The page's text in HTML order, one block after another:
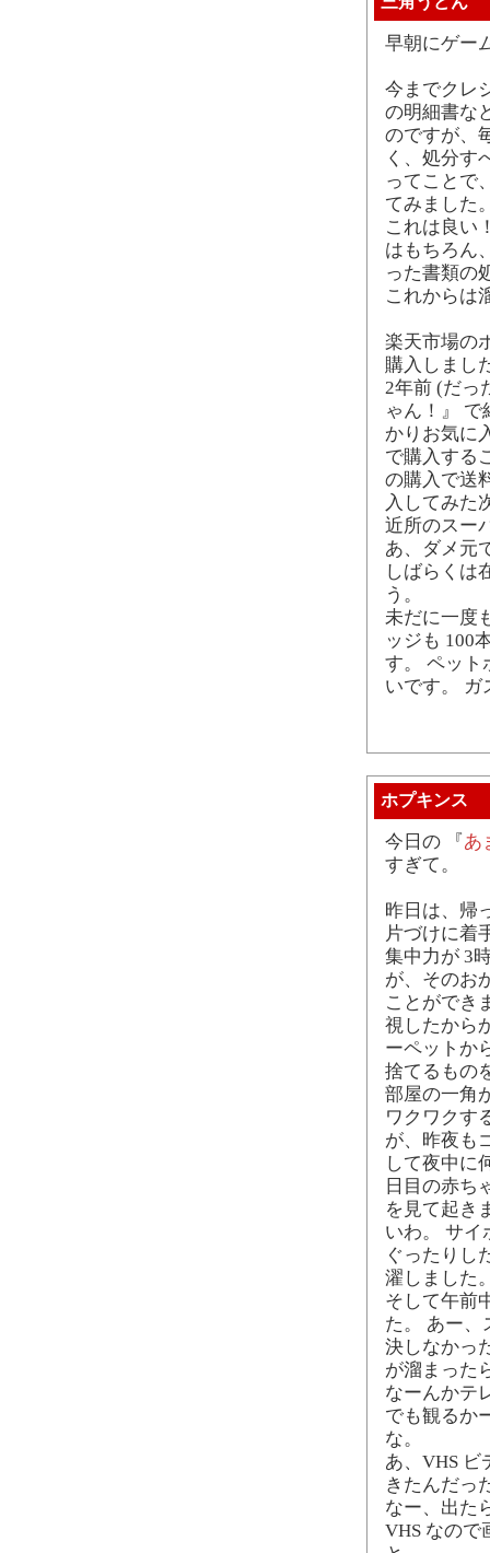
早朝にゲー
今までクレ
の明細書な
のですが、
く、処分す
ってことで
てみました
これは良い
はもちろん
った書類の
これからは
楽天市場の
購入しまし
2年前 (だっ
ゃん！』 で
かりお気に
で購入する
の購入で送
入してみた
近所のスー
あ、ダメ元
しばらくは
う。
未だに一度
ッジも 100
す。 ペット
いです。 ガ
ホプキンス
今日の 『あ
すぎて。
昨日は、帰
片づけに着
集中力が 3
が、そのお
ことができ
視したから
ーペットか
捨てるもの
部屋の一角
ワクワクす
が、昨夜も
して夜中に
日目の赤ち
を見て起き
いわ。 サイ
ぐったりし
濯しました
そして午前
た。 あー、
決しなかっ
が溜まった
なーんかテ
でも観るか
な。
あ、VHS ビ
きたんだっ
なー、出た
VHS なので